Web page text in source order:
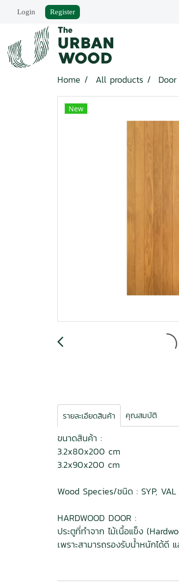
Login Register
Home All products
New
รายละเอียดสินค้า คุณสมบัติ
ขนาดสินค้า :
3.2x80x200 cm
3.2x90x200 cm
Wood Species/ชนิด : SYP, VAL
HARDWOOD DOOR :
ประตูที่ทำจาก ไม้เนื้อแข็ง
เพราะสามารถรองรับน้ำหนักได้ดี